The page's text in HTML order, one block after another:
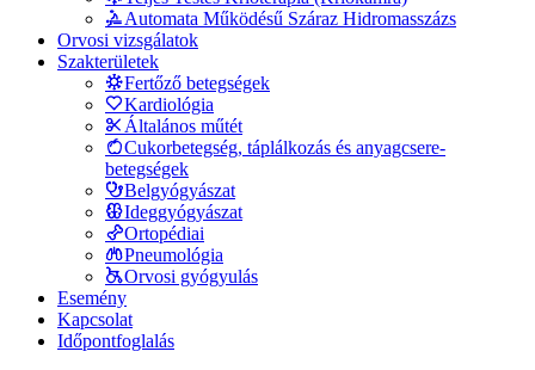
Automata Működésű Száraz Hidromasszázs
Orvosi vizsgálatok
Szakterületek
Fertőző betegségek
Kardiológia
Általános műtét
Cukorbetegség, táplálkozás és anyagcsere-
betegségek
Belgyógyászat
Ideggyógyászat
Ortopédiai
Pneumológia
Orvosi gyógyulás
Esemény
Kapcsolat
Időpontfoglalás